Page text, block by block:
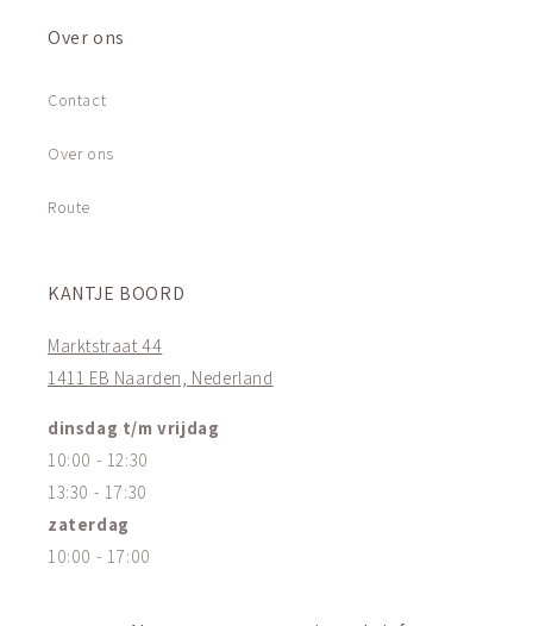
Over ons
Contact
Over ons
Route
KANTJE BOORD
Marktstraat 44
1411 EB Naarden, Nederland
dinsdag t/m vrijdag
10:00 - 12:30
13:30 - 17:30
zaterdag
10:00 - 17:00